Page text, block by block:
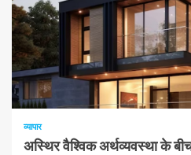
1 न्यूनतम पढ़ा
व्यापार
अस्थिर वैश्विक अर्थव्यवस्था के